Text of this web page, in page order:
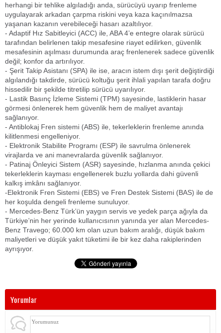
herhangi bir tehlike algıladığı anda, sürücüyü uyarıp frenleme
uygulayarak arkadan çarpma riskini veya kaza kaçınılmazsa
yaşanan kazanın verebileceği hasarı azaltılıyor.
- Adaptif Hız Sabitleyici (ACC) ile, ABA 4’e entegre olarak sürücü
tarafından belirlenen takip mesafesine riayet edilirken, güvenlik
mesafesinin aşılması durumunda araç frenlenerek sadece güvenlik
değil; konfor da artırılıyor.
- Şerit Takip Asistanı (SPA) ile ise, aracın istem dışı şerit değiştirdiği
algılandığı takdirde, sürücü koltuğu şerit ihlali yapılan tarafa doğru
hissedilir bir şekilde titretilip sürücü uyarılıyor.
- Lastik Basınç İzleme Sistemi (TPM) sayesinde, lastiklerin hasar
görmesi önlenerek hem güvenlik hem de maliyet avantajı
sağlanıyor.
- Antiblokaj Fren sistemi (ABS) ile, tekerleklerin frenleme anında
kilitlenmesi engelleniyor.
- Elektronik Stabilite Programı (ESP) ile savrulma önlenerek
virajlarda ve ani manevralarda güvenlik sağlanıyor.
- Patinaj Önleyici Sistem (ASR) sayesinde, hızlanma anında çekici
tekerleklerin kayması engellenerek buzlu yollarda dahi güvenli
kalkış imkânı sağlanıyor.
-Elektronik Fren Sistemi (EBS) ve Fren Destek Sistemi (BAS) ile de
her koşulda dengeli frenleme sunuluyor.
- Mercedes-Benz Türk’ün yaygın servis ve yedek parça ağıyla da
Türkiye’nin her yerinde kullanıcısının yanında yer alan Mercedes-
Benz Travego; 60.000 km olan uzun bakım aralığı, düşük bakım
maliyetleri ve düşük yakıt tüketimi ile bir kez daha rakiplerinden
ayrışıyor.
Yorumlar